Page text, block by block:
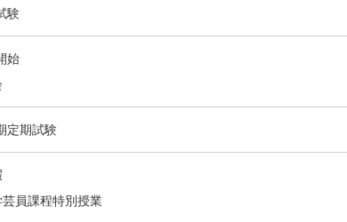
験
始
定期試験
員課程特別授業